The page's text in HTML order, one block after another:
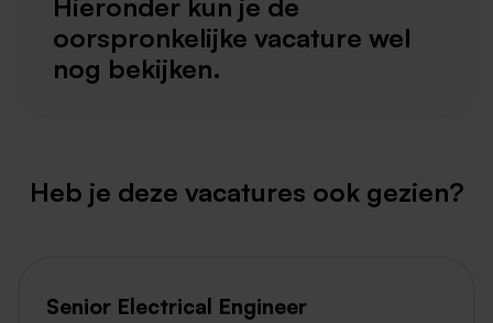
Hieronder kun je de
oorspronkelijke vacature wel
nog bekijken.
Heb je deze vacatures ook gezien?
Senior Electrical Engineer